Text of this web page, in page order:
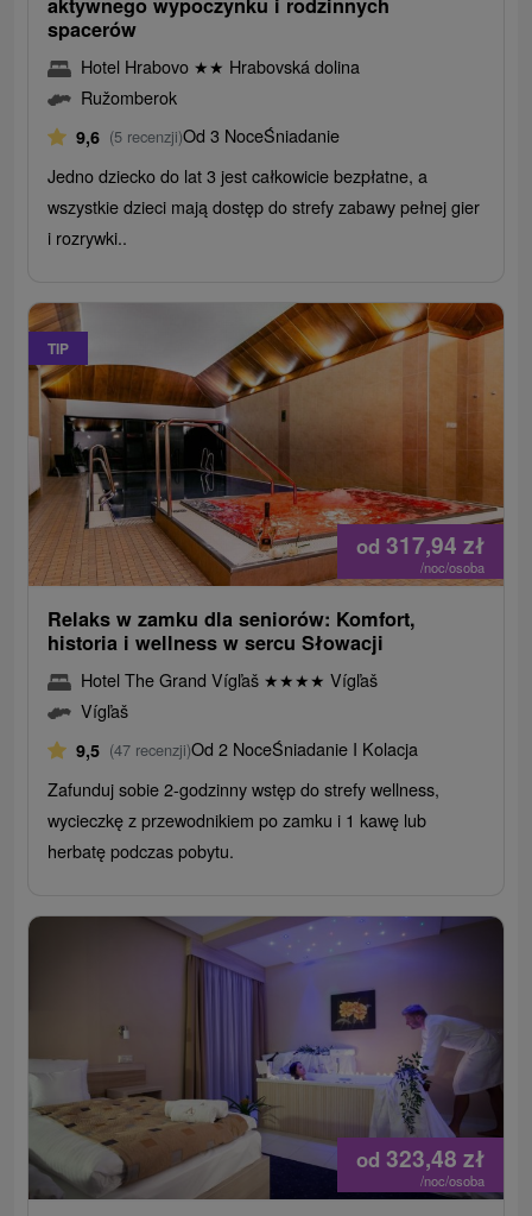
spacerów
Hotel Hrabovo ★★ Hrabovská dolina
Ružomberok
9,6 (5 recenzji)Od 3 NoceŚniadanie
Jedno dziecko do lat 3 jest całkowicie bezpłatne, a
wszystkie dzieci mają dostęp do strefy zabawy pełnej gier
i rozrywki..
TIP
od 317,94 zł
/noc/osoba
Relaks w zamku dla seniorów: Komfort,
historia i wellness w sercu Słowacji
Hotel The Grand Vígľaš ★★★★ Vígľaš
Vígľaš
9,5 (47 recenzji)Od 2 NoceŚniadanie I Kolacja
Zafunduj sobie 2-godzinny wstęp do strefy wellness,
wycieczkę z przewodnikiem po zamku i 1 kawę lub
herbatę podczas pobytu.
od 323,48 zł
/noc/osoba